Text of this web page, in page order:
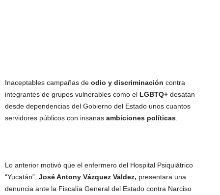
Inaceptables campañas de odio y discriminación contra
integrantes de grupos vulnerables como el LGBTQ+ desatan
desde dependencias del Gobierno del Estado unos cuantos
servidores públicos con insanas ambiciones políticas
Lo anterior motivó que el enfermero del Hospital Psiquiátrico
“Yucatán”, José Antony Vázquez Valdez, presentara una
denuncia ante la Fiscalía General del Estado contra Narciso